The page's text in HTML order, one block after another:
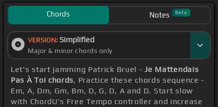
Chords Notes Beta
VERSION: Simplified
Major & minor chords only
Let's start jamming Patrick Bruel -Je Mattendais
Pas À Toi chords, Practice these chords sequence -
Em, A, Dm, Gm, Bm, D, G, D, A and D. Start slow
with ChordU's Free Tempo controller and increase